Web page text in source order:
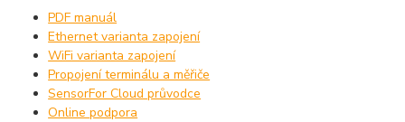
PDF manuál
Ethernet varianta zapojení
WiFi varianta zapojení
Propojení terminálu a měřiče
SensorFor Cloud průvodce
Online podpora